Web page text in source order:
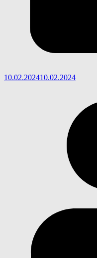
10.02.202410.02.2024